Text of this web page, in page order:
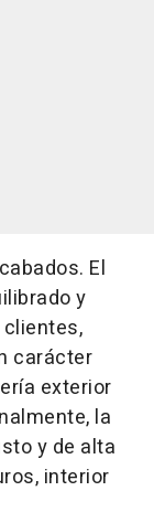
El
y
carácter
exterior
la
y de alta
interior